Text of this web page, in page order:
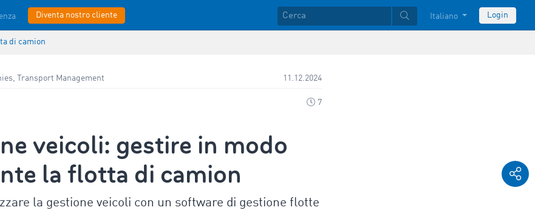
Diventa nostro cliente Italiano Login
di camion
Transport Management 11.12.2024
7
veicoli: gestire in modo
la flotta di camion
la gestione veicoli con un software di gestione flotte